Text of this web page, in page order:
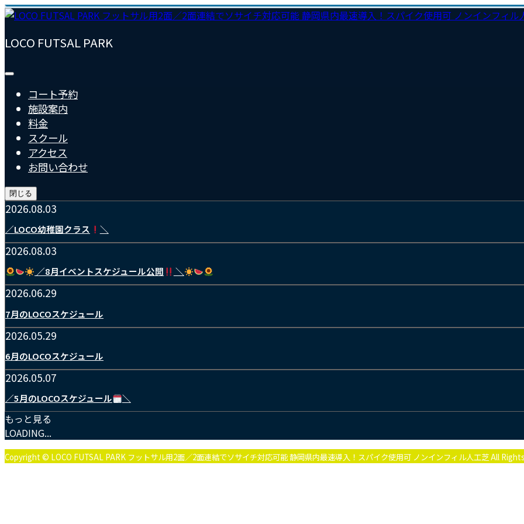
LOCO FUTSAL PARK
コート予約
施設案内
料金
スクール
アクセス
お問い合わせ
閉じる
2026.08.03
／LOCO幼稚園クラス ＼
2026.08.03
／8月イベントスケジュール公開 ＼
2026.06.29
7月のLOCOスケジュール
2026.05.29
6月のLOCOスケジュール
2026.05.07
／5月のLOCOスケジュール ＼
もっと見る
LOADING...
Copyright © LOCO FUTSAL PARK フットサル用2面／2面連結でソサイチ対応可能 静岡県内最速導入！スパイク使用可 ノンインフィル人工芝 All